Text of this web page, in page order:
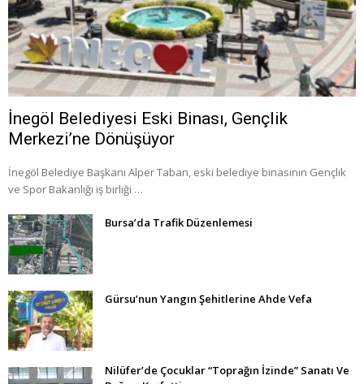
İnegöl Belediyesi Eski Binası, Gençlik
Merkezi’ne Dönüşüyor
İnegöl Belediye Başkanı Alper Taban, eski belediye binasının Gençlik
ve Spor Bakanlığı iş birliği …
Bursa’da Trafik Düzenlemesi
Gürsu’nun Yangın Şehitlerine Ahde Vefa
Nilüfer’de Çocuklar “Toprağın İzinde” Sanatı Ve